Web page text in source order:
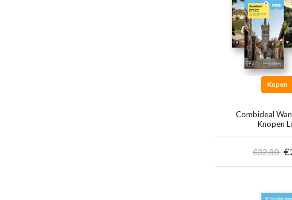
Kopen
Combideal
Knopen
€32,80